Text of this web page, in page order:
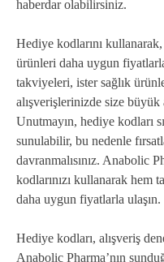
haberdar olabilirsiniz.
Hediye kodlarını
ürünleri daha uygun
takviyeleri, ister sağlık
alışverişlerinizde size büyük
Unutmayın, hediye kodları
sunulabilir, bu nedenle
davranmalısınız. Anabolic
kodlarınızı kullanarak hem
daha uygun fiyatlarla ulaşın.
Hediye kodları, alışveriş
Anabolic Pharma’nın